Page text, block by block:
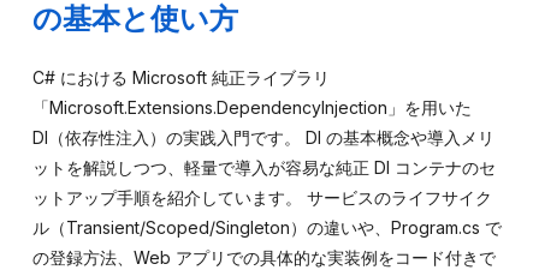
の基本と使い方
C# における Microsoft 純正ライブラリ
「Microsoft.Extensions.DependencyInjection」を用いた
DI（依存性注入）の実践入門です。 DI の基本概念や導入メリ
ットを解説しつつ、軽量で導入が容易な純正 DI コンテナのセ
ットアップ手順を紹介しています。 サービスのライフサイク
ル（Transient/Scoped/Singleton）の違いや、Program.cs で
の登録方法、Web アプリでの具体的な実装例をコード付きで